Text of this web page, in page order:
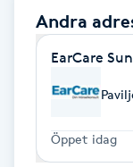
Fotsvamp
Andra
EarCare
Öppet idag